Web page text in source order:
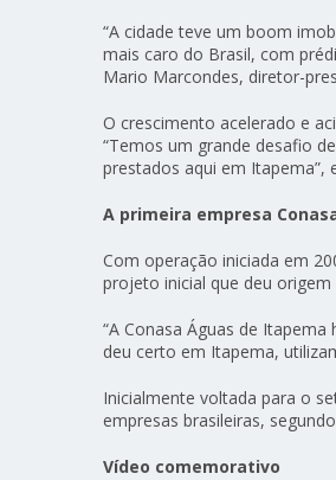
“A cidade teve um boom
mais caro do Brasil, com
Mario Marcondes, diretor-
O crescimento acelerado e
“Temos um grande desafio
prestados aqui em Itapema”,
A primeira empresa
Com operação iniciada em
projeto inicial que deu
“A Conasa Águas de
deu certo em Itapema,
Inicialmente voltada para o
empresas brasileiras,
Vídeo comemorativo